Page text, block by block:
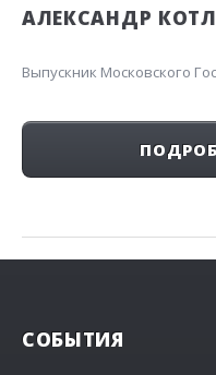
АЛЕКСАНДР
Выпускник Московского
СОБЫТИЯ